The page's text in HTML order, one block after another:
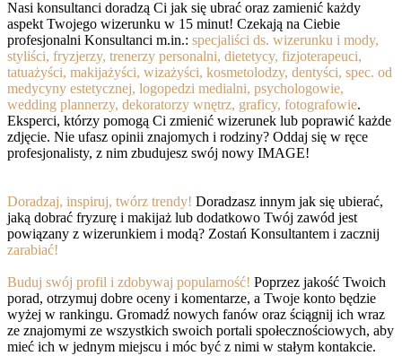
Nasi konsultanci doradzą Ci jak się ubrać oraz zamienić każdy
aspekt Twojego wizerunku w 15 minut! Czekają na Ciebie
profesjonalni Konsultanci m.in.: specjaliści ds. wizerunku i mody,
styliści, fryzjerzy, trenerzy personalni, dietetycy, fizjoterapeuci,
tatuażyści, makijażyści, wizażyści, kosmetolodzy, dentyści, spec. od
medycyny estetycznej, logopedzi medialni, psychologowie,
wedding plannerzy, dekoratorzy wnętrz, graficy, fotografowie.
Eksperci, którzy pomogą Ci zmienić wizerunek lub poprawić każde
zdjęcie. Nie ufasz opinii znajomych i rodziny? Oddaj się w ręce
profesjonalisty, z nim zbudujesz swój nowy IMAGE!
Doradzaj, inspiruj, twórz trendy! Doradzasz innym jak się ubierać,
jaką dobrać fryzurę i makijaż lub dodatkowo Twój zawód jest
powiązany z wizerunkiem i modą? Zostań Konsultantem i zacznij
zarabiać!
Buduj swój profil i zdobywaj popularność! Poprzez jakość Twoich
porad, otrzymuj dobre oceny i komentarze, a Twoje konto będzie
wyżej w rankingu. Gromadź nowych fanów oraz ściągnij ich wraz
ze znajomymi ze wszystkich swoich portali społecznościowych, aby
mieć ich w jednym miejscu i móc być z nimi w stałym kontakcie.